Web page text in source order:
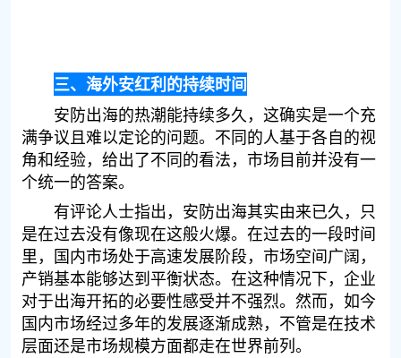
三、海外安红利的持续时间
安防出海的热潮能持续多久，这确实是一个充
满争议且难以定论的问题。不同的人基于各自的视
角和经验，给出了不同的看法，市场目前并没有一
个统一的答案。
有评论人士指出，安防出海其实由来已久，只
是在过去没有像现在这般火爆。在过去的一段时间
里，国内市场处于高速发展阶段，市场空间广阔，
产销基本能够达到平衡状态。在这种情况下，企业
对于出海开拓的必要性感受并不强烈。然而，如今
国内市场经过多年的发展逐渐成熟，不管是在技术
层面还是市场规模方面都走在世界前列。